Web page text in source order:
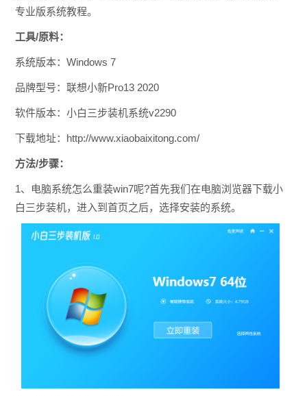
专业版系统教程。
工具/原料：
系统版本：Windows 7
品牌型号：联想小新Pro13 2020
软件版本：小白三步装机系统v2290
下载地址：http://www.xiaobaixitong.com/
方法/步骤：
1、电脑系统怎么重装win7呢?首先我们在电脑浏览器下载小
白三步装机，进入到首页之后，选择安装的系统。